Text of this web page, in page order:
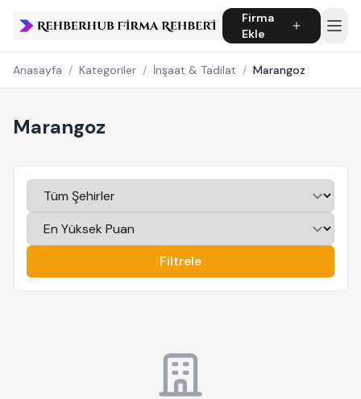
Firma
Ekle
Anasayfa / Kategoriler / İnşaat & Tadilat / Marangoz
Marangoz
Filtrele